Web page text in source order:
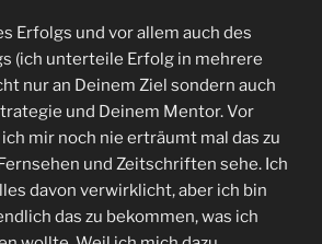
Erfolgs und vor allem auch des
(ich unterteile Erfolg in mehrere
nur an Deinem Ziel sondern auch
und Deinem Mentor. Vor
mir noch nie erträumt mal das zu
und Zeitschriften sehe. Ich
davon verwirklicht, aber ich bin
das zu bekommen, was ich